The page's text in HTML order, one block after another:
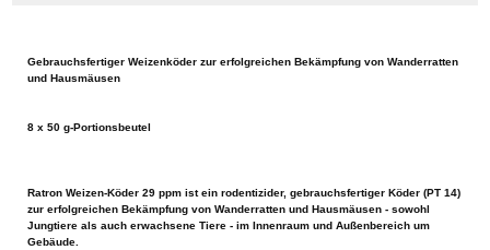
Gebrauchsfertiger Weizenköder zur erfolgreichen Bekämpfung von Wanderratten
und Hausmäusen
8 x 50 g-Portionsbeutel
Ratron Weizen-Köder 29 ppm ist ein rodentizider, gebrauchsfertiger Köder (PT 14)
zur erfolgreichen Bekämpfung von Wanderratten und Hausmäusen - sowohl
Jungtiere als auch erwachsene Tiere - im Innenraum und Außenbereich um
Gebäude.